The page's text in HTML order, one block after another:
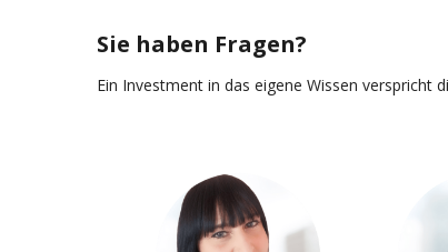
Sie haben Fragen?
Ein Investment in das eigene Wissen verspricht